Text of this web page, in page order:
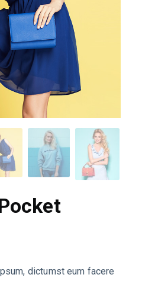
dictumst eum facere